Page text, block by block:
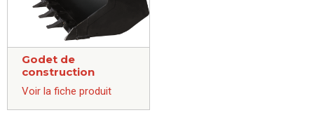
Godet de
construction
Voir la fiche produit